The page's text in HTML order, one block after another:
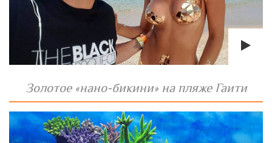
Золотое «нано-бикини» на пляже Гаити